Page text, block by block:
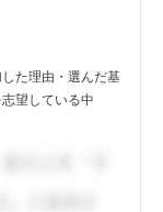
た理由・選んだ基
望している中